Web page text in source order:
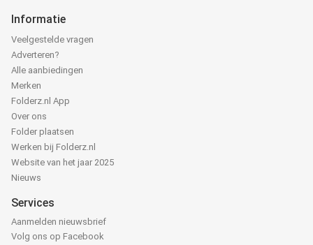
Informatie
Veelgestelde vragen
Adverteren?
Alle aanbiedingen
Merken
Folderz.nl App
Over ons
Folder plaatsen
Werken bij Folderz.nl
Website van het jaar 2025
Nieuws
Services
Aanmelden nieuwsbrief
Volg ons op Facebook